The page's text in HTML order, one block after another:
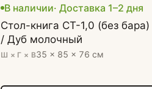
В наличии· Доставка 1–2 дня
Стол-книга СТ-1,0 (без бара)
/ Дуб молочный
Ш × Г × В35 × 85 × 76 см